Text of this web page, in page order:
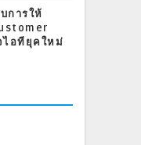
การให้
ไอทียุคใหม่